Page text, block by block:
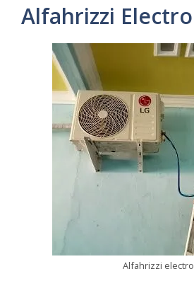
Alfahrizzi Electro
Alfahrizzi electro